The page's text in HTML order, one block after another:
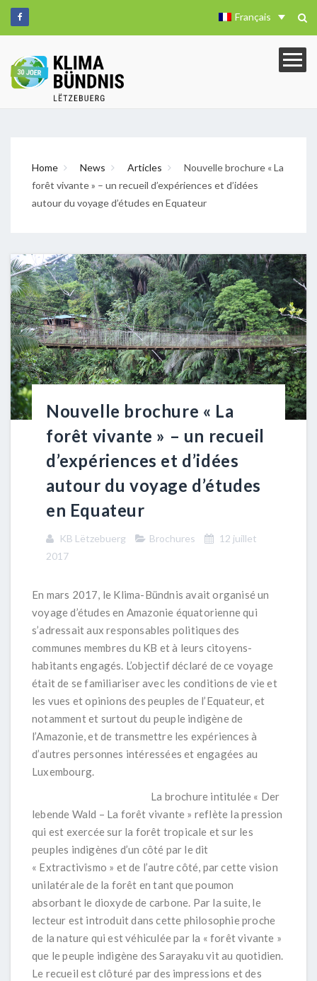
Français
Home News Articles
Nouvelle brochure « La
forêt vivante » – un recueil d’expériences et d’idées
autour du voyage d’études en Equateur
Nouvelle brochure « La
forêt vivante » – un recueil
d’expériences et d’idées
autour du voyage d’études
en Equateur
KB Lëtzebuerg Brochures
12 juillet
2017
En mars 2017, le Klima-Bündnis avait organisé un
voyage d’études en Amazonie équatorienne qui
s’adressait aux responsables politiques des
communes membres du KB et à leurs citoyens-
habitants engagés. L’objectif déclaré de ce voyage
était de se familiariser avec les conditions de vie et
les vues et opinions des peuples de l’Equateur, et
notamment et surtout du peuple indigène de
l’Amazonie, et de transmettre les expériences à
d’autres personnes intéressées et engagées au
Luxembourg.
La brochure intitulée « Der
lebende Wald – La forêt vivante » reflète la pression
qui est exercée sur la forêt tropicale et sur les
peuples indigènes d’un côté par le dit
« Extractivismo » et de l’autre côté, par cette vision
unilatérale de la forêt en tant que poumon
absorbant le dioxyde de carbone. Par la suite, le
lecteur est introduit dans cette philosophie proche
de la nature qui est véhiculée par la « forêt vivante »
que le peuple indigène des Sarayaku vit au quotidien.
Le recueil est clôturé par des impressions et des